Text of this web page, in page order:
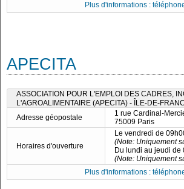
Plus d'informations :
APECITA
ASSOCIATION POUR L'EMPLOI DES CADRES,
L'AGROALIMENTAIRE (APECITA) - ÎLE-DE-
Adresse géopostale
1 rue Cardinal-
75009 Paris
Horaires d'ouverture
Le vendredi de
(Note: Uniquement
Du lundi au jeudi de
(Note: Uniquement
Plus d'informations :